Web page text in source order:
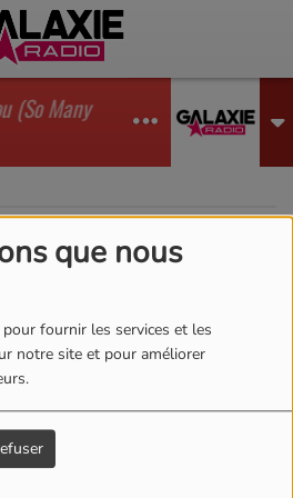
que nous
fournir les services et les
notre site et pour améliorer
(So Many Times) (Sean Finn